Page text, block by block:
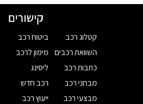
קישורים
קטלוג רכב
השוואת רכבים
כתבות רכב
מבחני רכב
מבצעי רכב
ביטוח רכב
מימון לרכב
ליסינג
רכב חדש
ייעוץ רכב